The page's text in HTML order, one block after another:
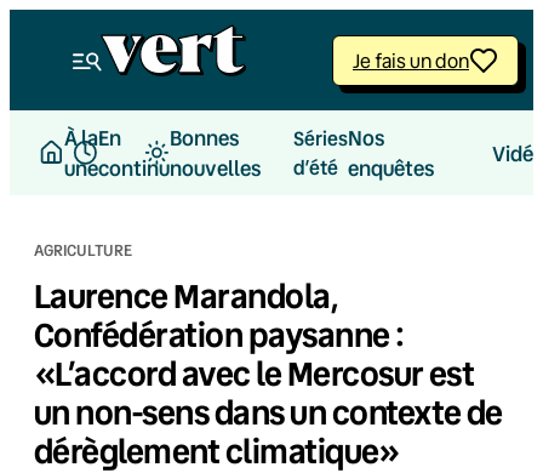
Je fais un don
À la
une
En
continu
Bonnes
nouvelles
Séries
d’été
Nos
enquêtes
AGRICULTURE
Laurence Marandola,
Confédération paysanne :
«L’accord avec le Mercosur est
un non-sens dans un contexte de
dérèglement climatique»